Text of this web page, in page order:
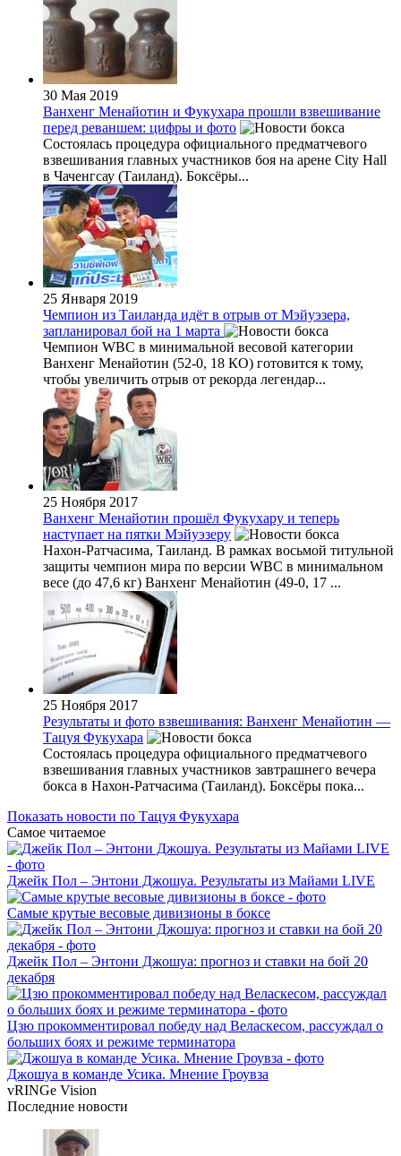
30 Мая 2019
Ванхенг Менайотин и Фукухара прошли взвешивание
перед реваншем: цифры и фото
Состоялась процедура официального предматчевого
взвешивания главных участников боя на арене City Hall
в Чаченгсау (Таиланд). Боксёры...
25 Января 2019
Чемпион из Таиланда идёт в отрыв от Мэйуэзера,
запланировал бой на 1 марта
Чемпион WBC в минимальной весовой категории
Ванхенг Менайотин (52-0, 18 КО) готовится к тому,
чтобы увеличить отрыв от рекорда легендар...
25 Ноября 2017
Ванхенг Менайотин прошёл Фукухару и теперь
наступает на пятки Мэйуэзеру
Нахон-Ратчасима, Таиланд. В рамках восьмой титульной
защиты чемпион мира по версии WBC в минимальном
весе (до 47,6 кг) Ванхенг Менайотин (49-0, 17 ...
25 Ноября 2017
Результаты и фото взвешивания: Ванхенг Менайотин —
Тацуя Фукухара
Состоялась процедура официального предматчевого
взвешивания главных участников завтрашнего вечера
бокса в Нахон-Ратчасима (Таиланд). Боксёры пока...
Показать новости по Тацуя Фукухара
Самое читаемое
Джейк Пол – Энтони Джошуа. Результаты из Майами LIVE
Самые крутые весовые дивизионы в боксе
Джейк Пол – Энтони Джошуа: прогноз и ставки на бой 20
декабря
Цзю прокомментировал победу над Веласкесом, рассуждал о
больших боях и режиме терминатора
Джошуа в команде Усика. Мнение Гроувза
vRINGe Vision
Последние новости